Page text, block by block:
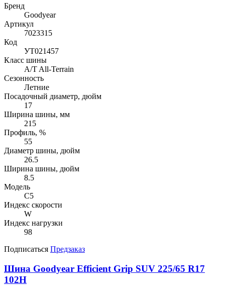
Бренд
Goodyear
Артикул
7023315
Код
УТ021457
Класс шины
A/T All-Terrain
Сезонность
Летние
Посадочный диаметр, дюйм
17
Ширина шины, мм
215
Профиль, %
55
Диаметр шины, дюйм
26.5
Ширина шины, дюйм
8.5
Модель
C5
Индекс скорости
W
Индекс нагрузки
98
Подписаться Предзаказ
Шина Goodyear Efficient Grip SUV 225/65 R17
102H